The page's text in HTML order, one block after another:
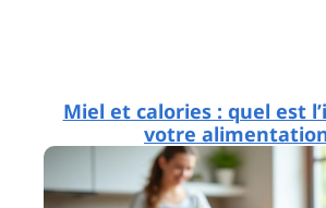
Miel et calories : quel est
votre